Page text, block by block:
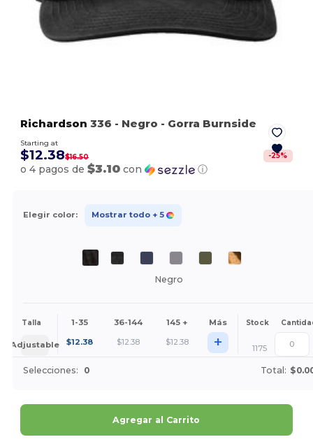
Richardson 336 - Negro - Gorra Burnside
Starting at
$12.38$16.50 -25%
o 4 pagos de$3.10 con ⓘ
Elegir color: Mostrar todo + 5
Negro
Talla 1-35 36-144 145 + Más Stock
Adjustable $12.38 $12.38 $12.38 + 1175
Selecciones: 0 Total:
Agregar al Carrito